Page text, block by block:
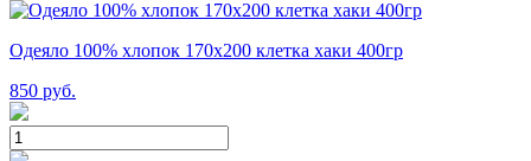
Одеяло 100% хлопок 170x200 клетка хаки 400гр
850 руб.